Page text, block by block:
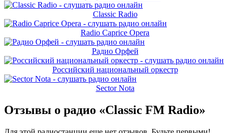
Classic Radio
Radio Caprice Opera
Радио Орфей
Российский национальный оркестр
Sector Nota
Отзывы о радио «Classic FM Radio»